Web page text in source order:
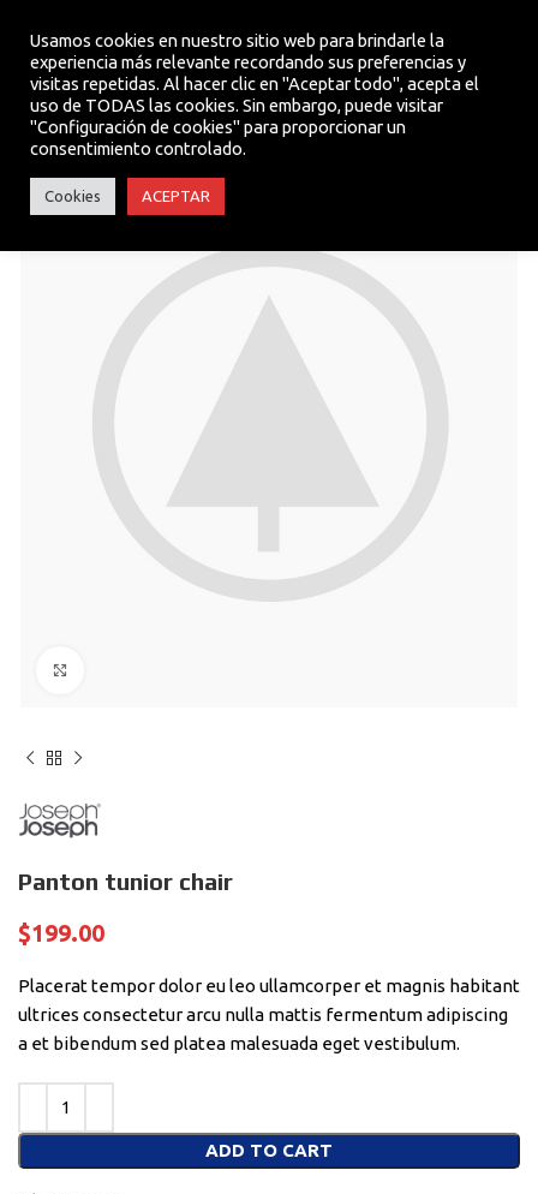
MENU
Panton tunior chair
$199.00
Placerat tempor dolor eu leo ullamcorper et magnis habitant
ultrices consectetur arcu nulla mattis fermentum adipiscing
a et bibendum sed platea malesuada eget vestibulum.
ADD TO CART
Usamos cookies en nuestro sitio web para brindarle la
experiencia más relevante recordando sus preferencias y
visitas repetidas. Al hacer clic en "Aceptar todo", acepta el
uso de TODAS las cookies. Sin embargo, puede visitar
"Configuración de cookies" para proporcionar un
consentimiento controlado.
Cookies ACEPTAR